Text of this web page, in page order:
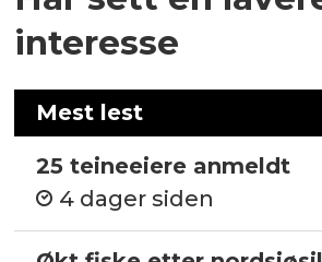
interesse
Mest lest
25 teineeiere anmeldt
4 dager siden